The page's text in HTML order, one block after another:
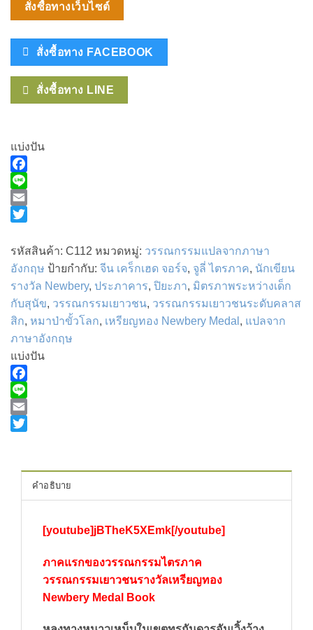
สั่งซื้อทางเว็บไซต์
สั่งซื้อทาง FACEBOOK
สั่งซื้อทาง LINE
แบ่งปัน
Facebook
Line
Email
รหัสสินค้า: C112 หมวดหมู่: วรรณกรรมแปลจากภาษา
อังกฤษ ป้ายกำกับ: จีน เคร็กเฮด จอร์จ, จูลี่ ไตรภาค, นักเขียน
รางวัล Newbery, ประภาคาร, ปิยะภา, มิตรภาพระหว่างเด็ก
กับสุนัข, วรรณกรรมเยาวชน, วรรณกรรมเยาวชนระดับคลาส
สิก, หมาป่าขั้วโลก, เหรียญทอง Newbery Medal , แปลจาก
ภาษาอังกฤษ
แบ่งปัน
Facebook
Line
Email
คำอธิบาย
[youtube]jBTheK5XEmk[/youtube]
ภาคแรกของวรรณกรรมไตรภาค
วรรณกรรมเยาวชนรางวัลเหรียญทอง
Newbery Medal Book